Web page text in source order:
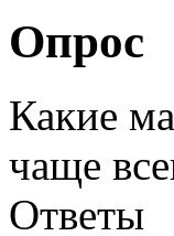
Опрос
Какие
чаще
Ответы